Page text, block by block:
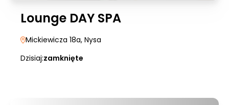
Lounge DAY SPA
Mickiewicza 18a, Nysa
Dzisiaj:zamknięte